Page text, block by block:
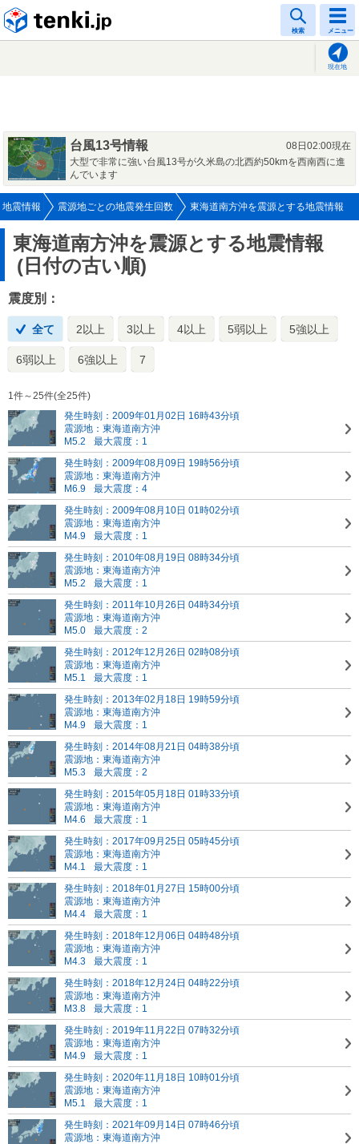
検索 メニュー
現在地
台風13号情報
08日02:00現在
大型で非常に強い台風13号が久米島の北西約50kmを西南西に進
んでいます
地震情報 震源地ごとの地震発生回数 東海道南方沖を震源とする地震情報
東海道南方沖を震源とする地震情報
(日付の古い順)
震度別：
全て 2以上 3以上 4以上 5弱以上 5強以上
6弱以上 6強以上 7
1件～25件(全25件)
発生時刻：2009年01月02日 16時43分頃
震源地：東海道南方沖
M5.2
最大震度：1
発生時刻：2009年08月09日 19時56分頃
震源地：東海道南方沖
M6.9
最大震度：4
発生時刻：2009年08月10日 01時02分頃
震源地：東海道南方沖
M4.9
最大震度：1
発生時刻：2010年08月19日 08時34分頃
震源地：東海道南方沖
M5.2
最大震度：1
発生時刻：2011年10月26日 04時34分頃
震源地：東海道南方沖
M5.0
最大震度：2
発生時刻：2012年12月26日 02時08分頃
震源地：東海道南方沖
M5.1
最大震度：1
発生時刻：2013年02月18日 19時59分頃
震源地：東海道南方沖
M4.9
最大震度：1
発生時刻：2014年08月21日 04時38分頃
震源地：東海道南方沖
M5.3
最大震度：2
発生時刻：2015年05月18日 01時33分頃
震源地：東海道南方沖
M4.6
最大震度：1
発生時刻：2017年09月25日 05時45分頃
震源地：東海道南方沖
M4.1
最大震度：1
発生時刻：2018年01月27日 15時00分頃
震源地：東海道南方沖
M4.4
最大震度：1
発生時刻：2018年12月06日 04時48分頃
震源地：東海道南方沖
M4.3
最大震度：1
発生時刻：2018年12月24日 04時22分頃
震源地：東海道南方沖
M3.8
最大震度：1
発生時刻：2019年11月22日 07時32分頃
震源地：東海道南方沖
M4.9
最大震度：1
発生時刻：2020年11月18日 10時01分頃
震源地：東海道南方沖
M5.1
最大震度：1
発生時刻：2021年09月14日 07時46分頃
震源地：東海道南方沖